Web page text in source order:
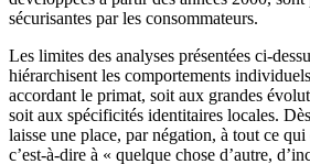
sécurisantes par les consommateurs.
Les limites des analyses présentées ci-
hiérarchisent les comportements
accordant le primat, soit aux grandes
soit aux spécificités identitaires locales.
laisse une place, par négation, à tout ce
c’est-à-dire à « quelque chose d’autre,